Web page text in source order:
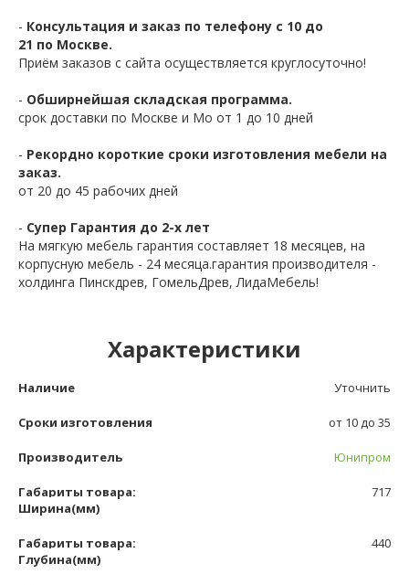
- Консультация и заказ по телефону с 10 до
21 по Москве.
Приём заказов с сайта осуществляется круглосуточно!
- Обширнейшая складская программа.
срок доставки по Москве и Мо от 1 до 10 дней
- Рекордно короткие сроки изготовления мебели на
заказ.
от 20 до 45 рабочих дней
- Супер Гарантия до 2-х лет
На мягкую мебель гарантия составляет 18 месяцев, на
корпусную мебель - 24 месяца.гарантия производителя -
холдинга Пинскдрев, ГомельДрев, ЛидаМебель!
Характеристики
Наличие Уточнить
Сроки изготовления от 10 до 35
Производитель Юнипром
Габариты товара:
Ширина(мм)
717
Габариты товара:
Глубина(мм)
440